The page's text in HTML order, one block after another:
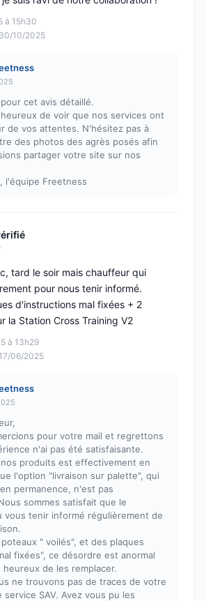
à 15h30
10/2025
cet avis détaillé.
de voir que nos services ont
de vos attentes. N'hésitez pas à
des photos des agrès posés afin
partager votre site sur nos
l'équipe Freetness
5
à 13h29
06/2025
tard le soir mais chauffeur qui
pour nous tenir informé.
d'instructions mal fixées + 2
la Station Cross Training V2
pour votre mail et regrettons
n'ai pas été satisfaisante.
nos produits est effectivement en
l'option "livraison sur palette", qui
permanence, n'est pas
sommes satisfait que le
vous tenir informé régulièrement de
" voilés", et des plaques
fixées", ce désordre est anormal
de les remplacer.
ne trouvons pas de traces de votre
SAV. Avez vous pu les